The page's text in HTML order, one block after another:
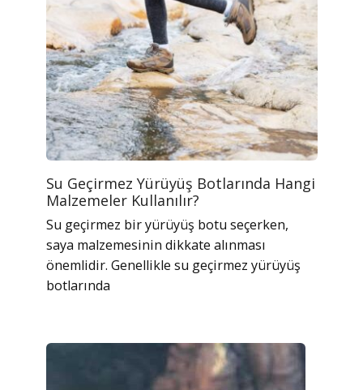
Su Geçirmez Yürüyüş Botlarında Hangi
Malzemeler Kullanılır?
Su geçirmez bir yürüyüş botu seçerken,
saya malzemesinin dikkate alınması
önemlidir. Genellikle su geçirmez yürüyüş
botlarında